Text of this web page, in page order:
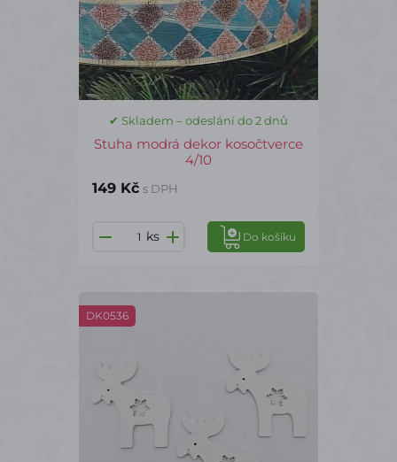
✔ Skladem – odeslání do 2 dnů
Stuha modrá dekor kosočtverce
4/10
149 Kč s DPH
ks Do košíku
DK0536